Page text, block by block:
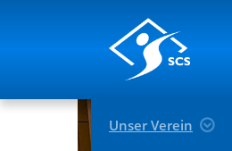
Unser Verein